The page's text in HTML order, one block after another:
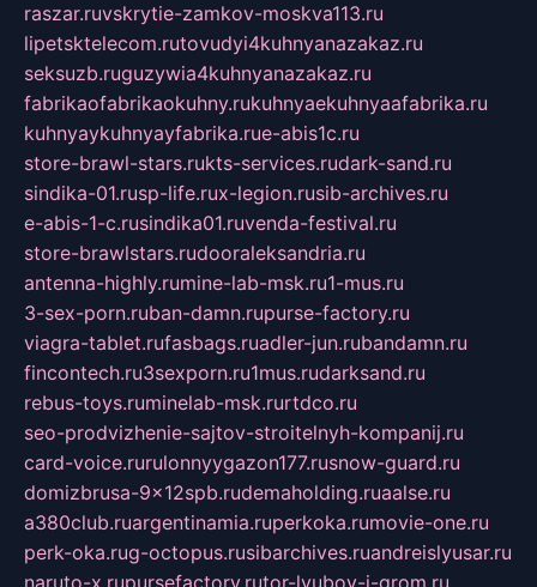
raszar.ruvskrytie-zamkov-moskva113.ru
lipetsktelecom.rutovudyi4kuhnyanazakaz.ru
seksuzb.ruguzywia4kuhnyanazakaz.ru
fabrikaofabrikaokuhny.rukuhnyaekuhnyaafabrika.ru
kuhnyaykuhnyayfabrika.rue-abis1c.ru
store-brawl-stars.rukts-services.rudark-sand.ru
sindika-01.rusp-life.rux-legion.rusib-archives.ru
e-abis-1-c.rusindika01.ruvenda-festival.ru
store-brawlstars.rudooraleksandria.ru
antenna-highly.rumine-lab-msk.ru1-mus.ru
3-sex-porn.ruban-damn.rupurse-factory.ru
viagra-tablet.rufasbags.ruadler-jun.rubandamn.ru
fincontech.ru3sexporn.ru1mus.rudarksand.ru
rebus-toys.ruminelab-msk.rurtdco.ru
seo-prodvizhenie-sajtov-stroitelnyh-kompanij.ru
card-voice.rurulonnyygazon177.rusnow-guard.ru
domizbrusa-9x12spb.rudemaholding.ruaalse.ru
a380club.ruargentinamia.ruperkoka.rumovie-one.ru
perk-oka.rug-octopus.rusibarchives.ruandreislyusar.ru
naruto-x.rupursefactory.rutor-lyubov-i-grom.ru